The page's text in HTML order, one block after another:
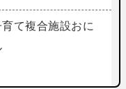
て複合施設おに